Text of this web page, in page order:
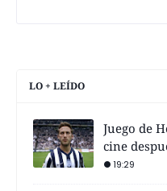
LO + LEÍDO
Juego de
cine
19:29